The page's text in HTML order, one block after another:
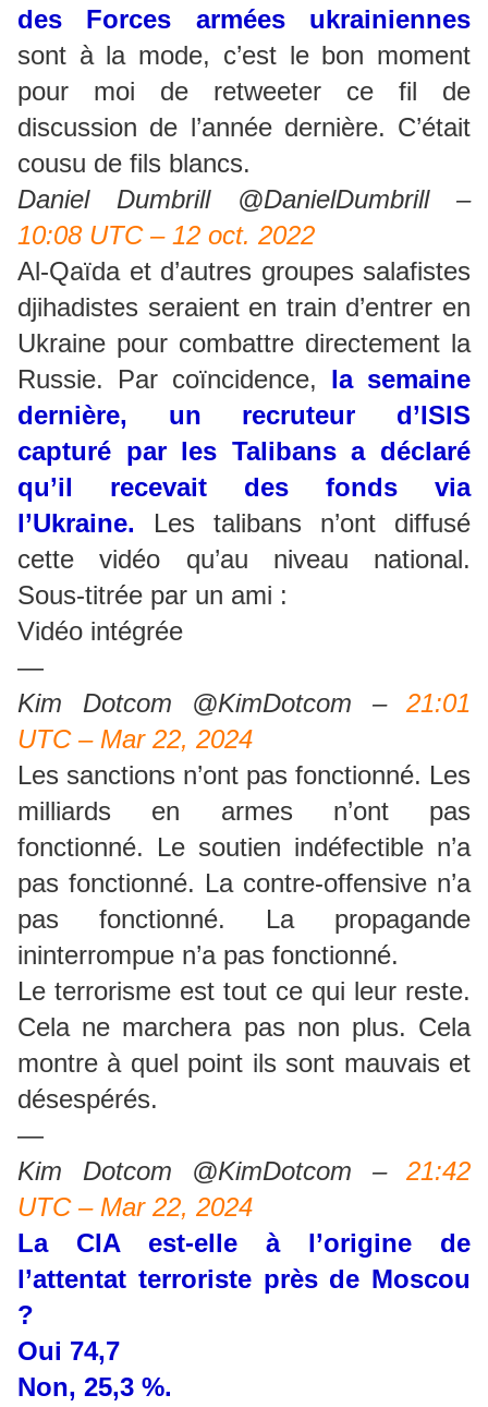
des Forces armées ukrainiennes
sont à la mode, c’est le bon moment
pour moi de retweeter ce fil de
discussion de l’année dernière. C’était
cousu de fils blancs.
Daniel Dumbrill @DanielDumbrill –
10:08 UTC – 12 oct. 2022
Al-Qaïda et d’autres groupes salafistes
djihadistes seraient en train d’entrer en
Ukraine pour combattre directement la
Russie. Par coïncidence, la semaine
dernière, un recruteur d’ISIS
capturé par les Talibans a déclaré
qu’il recevait des fonds via
l’Ukraine. Les talibans n’ont diffusé
cette vidéo qu’au niveau national.
Sous-titrée par un ami :
Vidéo intégrée
—
Kim Dotcom @KimDotcom – 21:01
UTC – Mar 22, 2024
Les sanctions n’ont pas fonctionné. Les
milliards en armes n’ont pas
fonctionné. Le soutien indéfectible n’a
pas fonctionné. La contre-offensive n’a
pas fonctionné. La propagande
ininterrompue n’a pas fonctionné.
Le terrorisme est tout ce qui leur reste.
Cela ne marchera pas non plus. Cela
montre à quel point ils sont mauvais et
désespérés.
—
Kim Dotcom @KimDotcom – 21:42
UTC – Mar 22, 2024
La CIA est-elle à l’origine de
l’attentat terroriste près de Moscou
?
Oui 74,7
Non, 25,3 %.